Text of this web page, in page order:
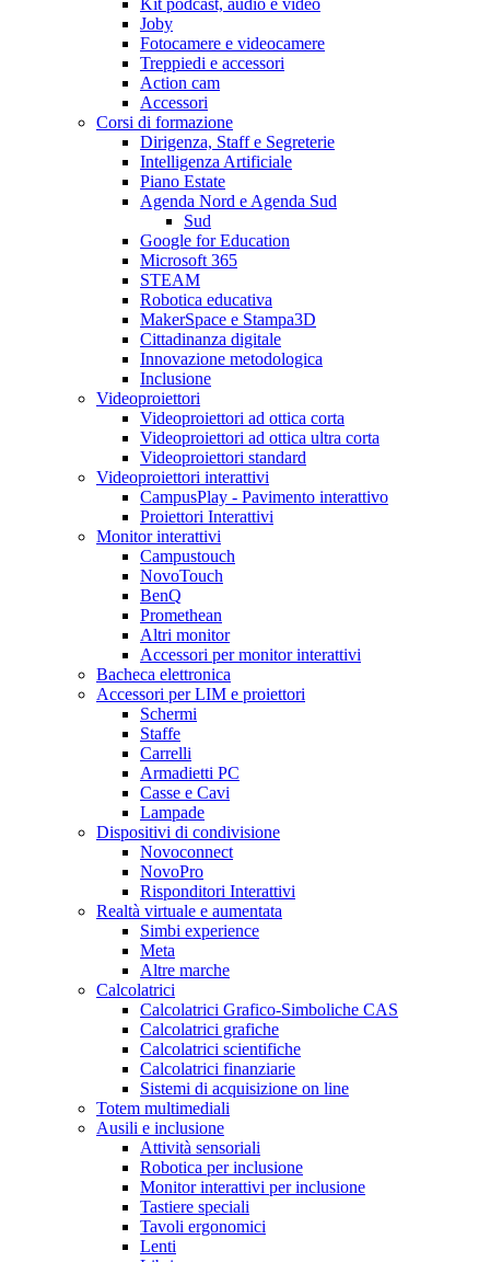
Joby
Fotocamere e videocamere
Treppiedi e accessori
Action cam
Accessori
Corsi di formazione
Dirigenza, Staff e Segreterie
Intelligenza Artificiale
Piano Estate
Agenda Nord e Agenda Sud
Sud
Google for Education
Microsoft 365
STEAM
Robotica educativa
MakerSpace e Stampa3D
Cittadinanza digitale
Innovazione metodologica
Inclusione
Videoproiettori
Videoproiettori ad ottica corta
Videoproiettori ad ottica ultra corta
Videoproiettori standard
Videoproiettori interattivi
CampusPlay - Pavimento interattivo
Proiettori Interattivi
Monitor interattivi
Campustouch
NovoTouch
BenQ
Promethean
Altri monitor
Accessori per monitor interattivi
Bacheca elettronica
Accessori per LIM e proiettori
Schermi
Staffe
Carrelli
Armadietti PC
Casse e Cavi
Lampade
Dispositivi di condivisione
Novoconnect
NovoPro
Risponditori Interattivi
Realtà virtuale e aumentata
Simbi experience
Meta
Altre marche
Calcolatrici
Calcolatrici Grafico-Simboliche CAS
Calcolatrici grafiche
Calcolatrici scientifiche
Calcolatrici finanziarie
Sistemi di acquisizione on line
Totem multimediali
Ausili e inclusione
Attività sensoriali
Robotica per inclusione
Monitor interattivi per inclusione
Tastiere speciali
Tavoli ergonomici
Lenti